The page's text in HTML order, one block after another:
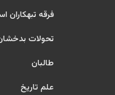
فرقه تبهکاران
تحولات
طالبان
علم تاریخ